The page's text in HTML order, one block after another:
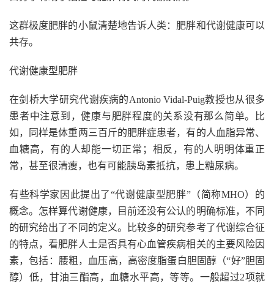
这群极度肥胖的小鼠清楚地告诉人类：肥胖和代谢健康可以
共存。
代谢健康型肥胖
在剑桥大学研究代谢疾病的Antonio Vidal-Puig教授也从很多
患者中注意到，健康与肥胖程度的关系没有那么简单。比
如，同样是体重两三百斤的肥胖症患者，有的人血脂异常、
血糖高，有的人却能一切正常；相反，有的人明明体重正
常，甚至很清瘦，也有可能胰岛素抵抗，患上糖尿病。
有些科学家因此提出了“代谢健康型肥胖”（简称MHO）的
概念。怎样算代谢健康，目前还没有公认的明确标准，不同
的研究给出了不同的定义。比较多的研究参考了代谢综合征
的特点，看肥胖人士是否具有心血管疾病相关的主要风险因
素，包括：腰粗，血压高，高密度脂蛋白胆固醇（“好”胆固
醇）低，甘油三酯高，血糖水平高，等等。一般超过2项就